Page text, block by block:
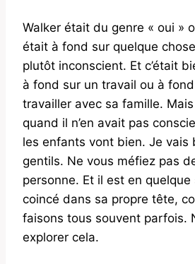
Walker était du genre « oui »
était à fond sur quelque
plutôt inconscient. Et c’était
à fond sur un travail ou à
travailler avec sa famille. Mais
quand il n’en avait pas
les enfants vont bien. Je vais
gentils. Ne vous méfiez pas
personne. Et il est en
coincé dans sa propre tête,
faisons tous souvent parfois.
explorer cela.